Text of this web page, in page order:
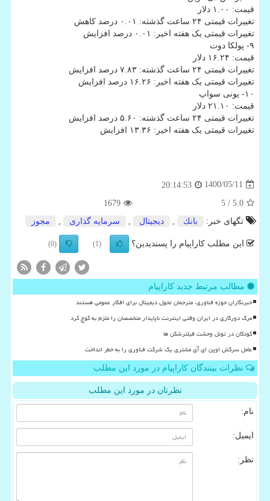
قیمت: ۱.۰۰ دلار
تغییرات قیمتی ۲۴ ساعت گذشته: ۰.۰۱ درصد کاهش
تغییرات قیمتی یک هفته اخیر: ۰.۰۱ درصد افزایش
۹- پولکا دوت
قیمت: ۱۶.۲۴ دلار
تغییرات قیمتی ۲۴ ساعت گذشته: ۷.۸۳ درصد افزایش
تغییرات قیمتی یک هفته اخیر: ۱۶.۲۶ درصد افزایش
۱۰- یونی سواپ
قیمت: ۲۱.۱۰ دلار
تغییرات قیمتی ۲۴ ساعت گذشته: ۵.۶۰ درصد افزایش
تغییرات قیمتی یک هفته اخیر: ۱۳.۳۶ افزایش
1400/05/11
20:14:53
5.0
/ 5
1679
تگهای خبر:
بانك دیجیتال سرمایه گذاری مجوز
این مطلب کاراپیام را پسندیدین؟ (1)
(0)
مطالب مرتبط جدید کاراپیام
خبرنگاران حوزه فناوری، مترجمان تحول دیجیتال برای افکار عمومی هستند
مرگ دورکاری در ایران وقتی اینترنت ناپایدار متخصصان را ملزم به کوچ کرد
کودکان در تونل وحشت فیلترشکن ها
عامل سرکش اوپن ای آی مشتری یک شرکت فناوری را به خطر انداخت
نظرات بینندگان کاراپیام در مورد این مطلب
نظرتان در مورد این مطلب
نام:
ایمیل:
نظر: